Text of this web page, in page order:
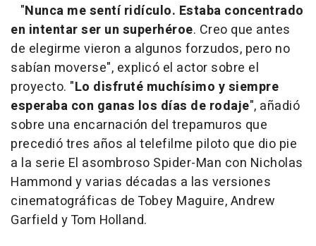
"Nunca me sentí ridículo. Estaba concentrado
en intentar ser un superhéroe. Creo que antes
de elegirme vieron a algunos forzudos, pero no
sabían moverse", explicó el actor sobre el
proyecto. "Lo disfruté muchísimo y siempre
esperaba con ganas los días de rodaje", añadió
sobre una encarnación del trepamuros que
precedió tres años al telefilme piloto que dio pie
a la serie El asombroso Spider-Man con Nicholas
Hammond y varias décadas a las versiones
cinematográficas de Tobey Maguire, Andrew
Garfield y Tom Holland.